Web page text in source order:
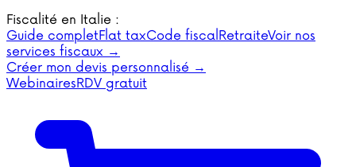
Fiscalité en Italie :
Guide completFlat taxCode fiscalRetraiteVoir nos
services fiscaux →
Créer mon devis personnalisé →
WebinairesRDV gratuit